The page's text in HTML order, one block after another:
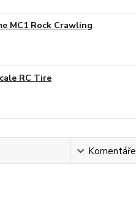
MC1 Rock Crawling
RC Tire
Komentáře